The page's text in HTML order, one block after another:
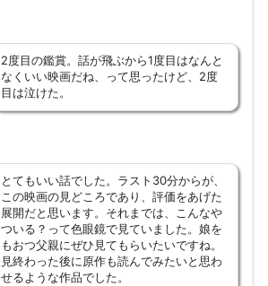
2度目の鑑賞。話が飛ぶから1度目はなんと
なくいい映画だね、って思ったけど、2度
目は泣けた。
とてもいい話でした。ラスト30分からが、
この映画の見どころであり、評価をあげた
展開だと思います。それまでは、こんなや
ついる？って色眼鏡で見ていました。娘を
もおつ父親にぜひ見てもらいたいですね。
見終わった後に原作も読んでみたいと思わ
せるような作品でした。